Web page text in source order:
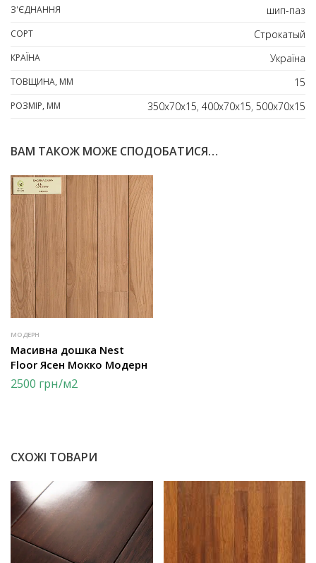
З'ЄДНАННЯ шип-паз
СОРТ Строкатый
КРАЇНА Україна
ТОВЩИНА, ММ 15
РОЗМІР, ММ 350x70x15, 400x70x15, 500x70x15
ВАМ ТАКОЖ МОЖЕ СПОДОБАТИСЯ…
МОДЕРН
Масивна дошка Nest
Floor Ясен Мокко Модерн
2500 грн/м2
СХОЖІ ТОВАРИ